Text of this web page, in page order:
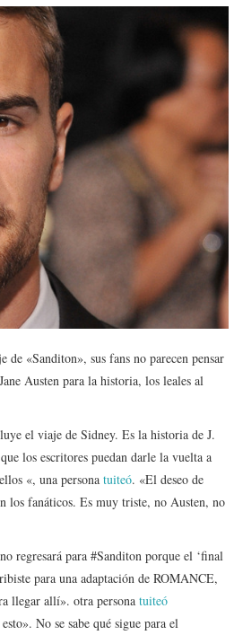
de «Sanditon», sus fans no parecen pensar
Austen para la historia, los leales al
el viaje de Sidney. Es la historia de J.
los escritores puedan darle la vuelta a
«, una persona tuiteó. «El deseo de
los fanáticos. Es muy triste, no Austen, no
regresará para #Sanditon porque el ‘final
para una adaptación de ROMANCE,
llegar allí». otra persona tuiteó
No se sabe qué sigue para el